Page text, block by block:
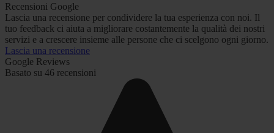
Recensioni Google
Lascia una recensione per condividere la tua esperienza con noi. Il
tuo feedback ci aiuta a migliorare costantemente la qualità dei nostri
servizi e a crescere insieme alle persone che ci scelgono ogni giorno.
Lascia una recensione
Google Reviews
Basato su 46 recensioni